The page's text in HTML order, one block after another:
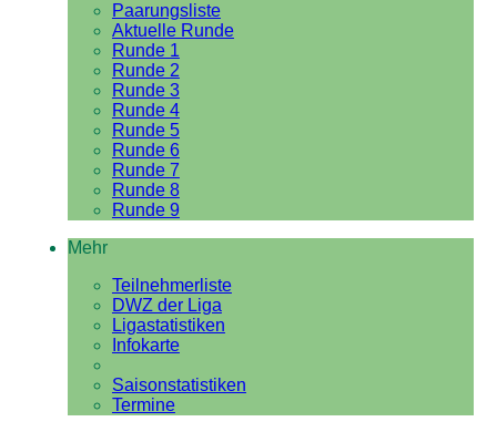
Paarungsliste
Aktuelle Runde
Runde 1
Runde 2
Runde 3
Runde 4
Runde 5
Runde 6
Runde 7
Runde 8
Runde 9
Mehr
Teilnehmerliste
DWZ der Liga
Ligastatistiken
Infokarte
Saisonstatistiken
Termine